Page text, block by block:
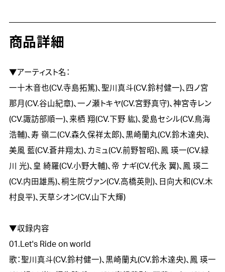
商品詳細
▼アーティスト名：
一十木音也(CV.寺島拓篤)、聖川真斗(CV.鈴村健一)、四ノ宮
那月(CV.谷山紀章)、一ノ瀬トキヤ(CV.宮野真守)、神宮寺レン
(CV.諏訪部順一)、来栖 翔(CV.下野 紘)、愛島セシル(CV.鳥海
浩輔)、寿 嶺二(CV.森久保祥太郎)、黒崎蘭丸(CV.鈴木達央)、
美風 藍(CV.蒼井翔太)、カミュ(CV.前野智昭)、鳳 瑛一(CV.緑
川 光)、皇 綺羅(CV.小野大輔)、帝 ナギ(CV.代永 翼)、鳳 瑛二
(CV.内田雄馬)、桐生院ヴァン(CV.高橋英則)、日向大和(CV.木
村良平)、天草シオン(CV.山下大輝)
▼収録内容
01.Let's Ride on world
歌：聖川真斗(CV.鈴村健一)、黒崎蘭丸(CV.鈴木達央)、鳳 瑛一